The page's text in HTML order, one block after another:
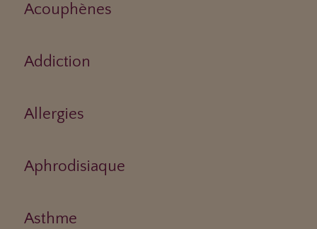
Acouphènes
Addiction
Allergies
Aphrodisiaque
Asthme